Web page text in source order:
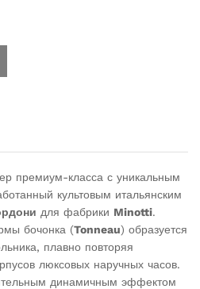
премиум-класса с уникальным
культовым итальянским
для фабрики Minotti.
бочонка (Tonneau) образуется
плавно повторяя
люксовых наручных часов.
динамичным эффектом